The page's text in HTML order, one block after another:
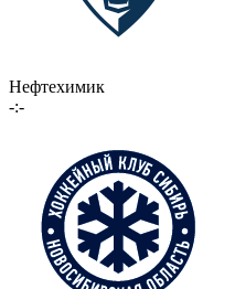
Нефтехимик
-:-